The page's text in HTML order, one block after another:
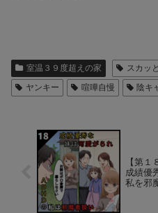
室温３９度超えの家 スカッと
ヤンキー
喧嘩自慢 陰キ
【第
成績優
私を邪